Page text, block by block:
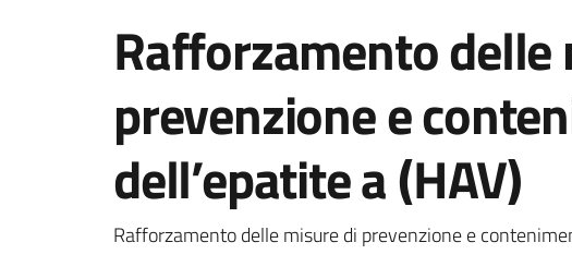
Rafforzamento delle
prevenzione e
dell’epatite a (HAV)
Dettagli della notizia
Rafforzamento delle misure di prevenzione e